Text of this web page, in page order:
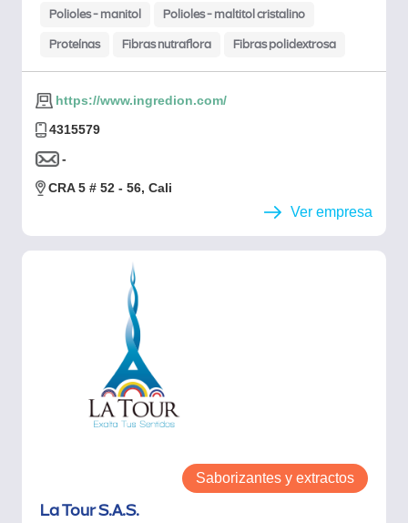
Polioles - manitol Polioles - maltitol cristalino
Proteínas Fibras nutraflora Fibras polidextrosa
https://www.ingredion.com/
4315579
-
CRA 5 # 52 - 56, Cali
Ver empresa
Saborizantes y extractos
La Tour S.A.S.